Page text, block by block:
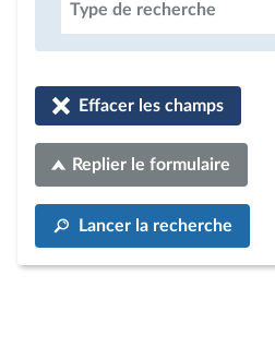
Type de recherche
Effacer les champs
Replier le formulaire
Lancer la recherche